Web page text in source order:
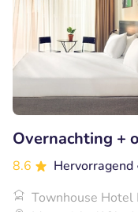
Overnachting +
8.6 Hervorragend
Townhouse Hotel